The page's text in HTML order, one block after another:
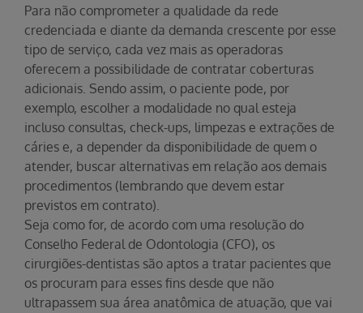
Para não comprometer a qualidade da rede
credenciada e diante da demanda crescente por esse
tipo de serviço, cada vez mais as operadoras
oferecem a possibilidade de contratar coberturas
adicionais. Sendo assim, o paciente pode, por
exemplo, escolher a modalidade no qual esteja
incluso consultas, check-ups, limpezas e extrações de
cáries e, a depender da disponibilidade de quem o
atender, buscar alternativas em relação aos demais
procedimentos (lembrando que devem estar
previstos em contrato).
Seja como for, de acordo com uma resolução do
Conselho Federal de Odontologia (CFO), os
cirurgiões-dentistas são aptos a tratar pacientes que
os procuram para esses fins desde que não
ultrapassem sua área anatômica de atuação, que vai